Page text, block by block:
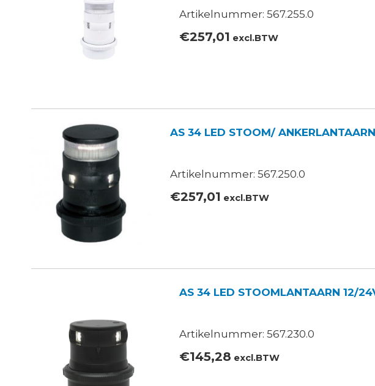
Artikelnummer: 567.255.0
€257,01 excl.BTW
AS 34 LED STOOM/
Artikelnummer: 567.250.0
€257,01 excl.BTW
AS 34 LED STOOMLANTAARN 12/
Artikelnummer: 567.230.0
€145,28 excl.BTW